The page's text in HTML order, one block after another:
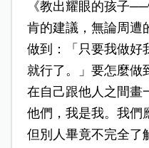
《教出耀眼的孩子
肯的建議，無論周遭
做到：「只要我做好
就行了。」要怎麼做
在自己跟他人之間畫
他們，我是我。我們
但別人畢竟不完全了